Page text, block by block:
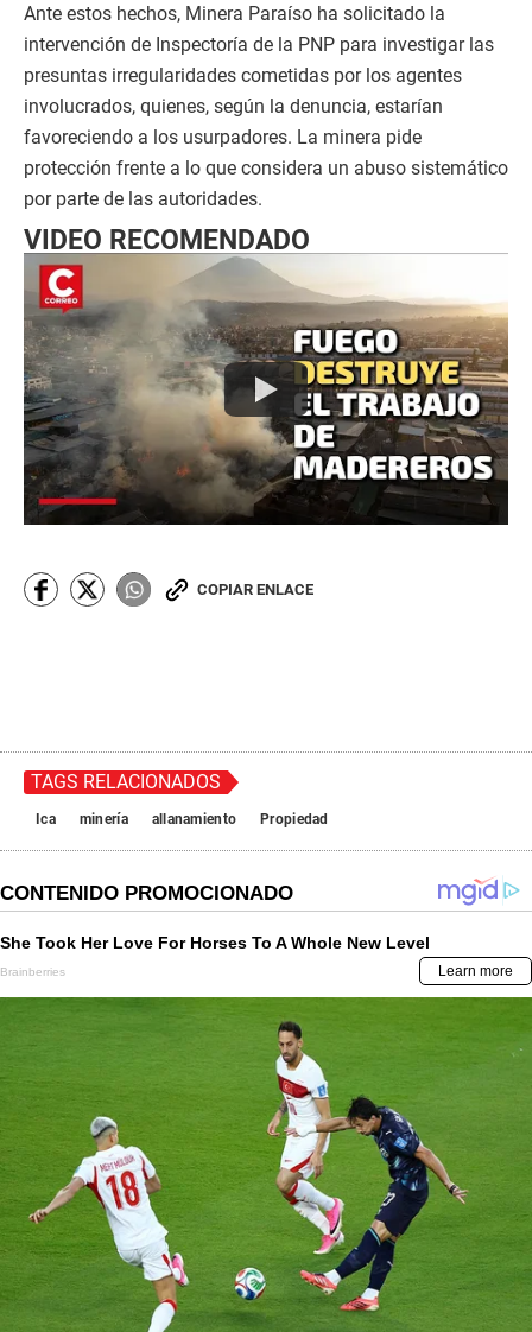
Ante estos hechos, Minera Paraíso ha solicitado la
intervención de Inspectoría de la PNP para investigar las
presuntas irregularidades cometidas por los agentes
involucrados, quienes, según la denuncia, estarían
favoreciendo a los usurpadores. La minera pide
protección frente a lo que considera un abuso sistemático
por parte de las autoridades.
VIDEO RECOMENDADO
COPIAR ENLACE
TAGS RELACIONADOS
Ica minería allanamiento Propiedad